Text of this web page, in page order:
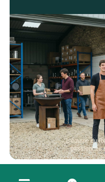
L'équipe du
passionnés